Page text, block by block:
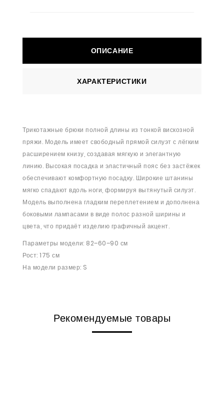
ОПИСАНИЕ
ХАРАКТЕРИСТИКИ
Трикотажные брюки полной длины из тонкой вискозной
пряжи. Модель имеет свободный прямой силуэт с лёгким
расширением книзу, создавая мягкую и элегантную
линию. Высокая посадка и эластичный пояс без застёжек
обеспечивают комфортную посадку. Широкие штанины
мягко спадают вдоль ноги, формируя вытянутый силуэт.
Модель выполнена гладким переплетением и дополнена
боковыми лампасами в виде полос разной ширины и
цвета, что придаёт изделию графичный акцент.
Параметры модели: 82–60–90 см
Рост: 175 см
На модели размер: S
Рекомендуемые товары